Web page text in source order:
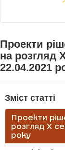
Проекти
на розгляд X
22.04.2021
Зміст статті
Проекти
розгляд X
року